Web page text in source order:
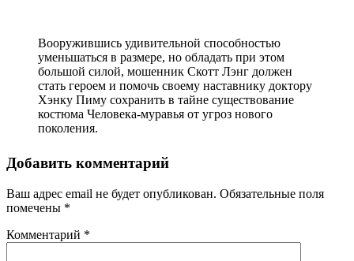
Вооружившись удивительной способностью
уменьшаться в размере, но обладать при этом
большой силой, мошенник Скотт Лэнг должен
стать героем и помочь своему наставнику доктору
Хэнку Пиму сохранить в тайне существование
костюма Человека-муравья от угроз нового
поколения.
Добавить комментарий
Ваш адрес email не будет опубликован. Обязательные поля
помечены *
Комментарий *